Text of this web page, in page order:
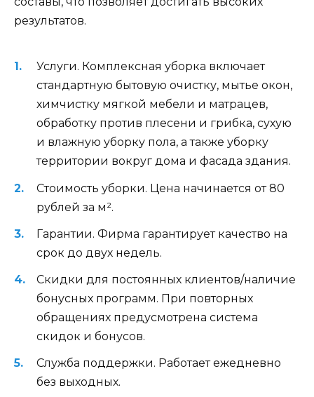
результатов.
Услуги. Комплексная уборка включает
стандартную бытовую очистку, мытье окон,
химчистку мягкой мебели и матрацев,
обработку против плесени и грибка, сухую
и влажную уборку пола, а также уборку
территории вокруг дома и фасада здания.
Стоимость уборки. Цена начинается от 80
рублей за м².
Гарантии. Фирма гарантирует качество на
срок до двух недель.
Скидки для постоянных клиентов/наличие
бонусных программ. При повторных
обращениях предусмотрена система
скидок и бонусов.
Служба поддержки. Работает ежедневно
без выходных.